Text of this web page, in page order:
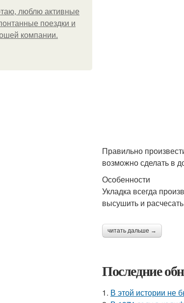
люблю активные
поездки и
компании.
Правильно
возможно сделать в
Особенности
Укладка всегда
высушить и
читать дальше →
Последние
1. В этой истории не